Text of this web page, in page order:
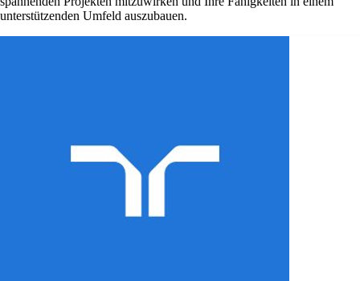
unterstützenden Umfeld auszubauen.